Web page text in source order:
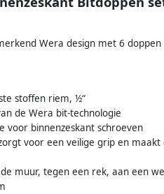
Wera design met 6
stoffen riem, ½“
de Wera bit-technologie
voor binnenzeskant schroeven
voor een veilige grip en
muur, tegen een rek, aan een